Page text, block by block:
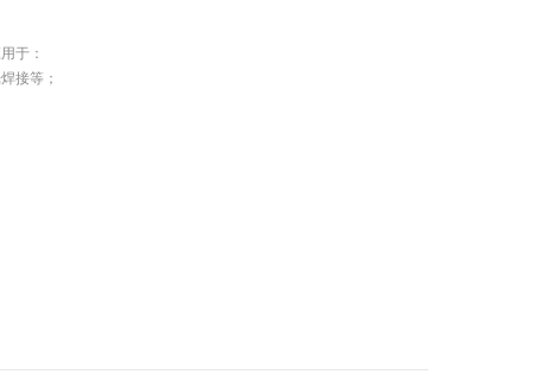
于：
接等；